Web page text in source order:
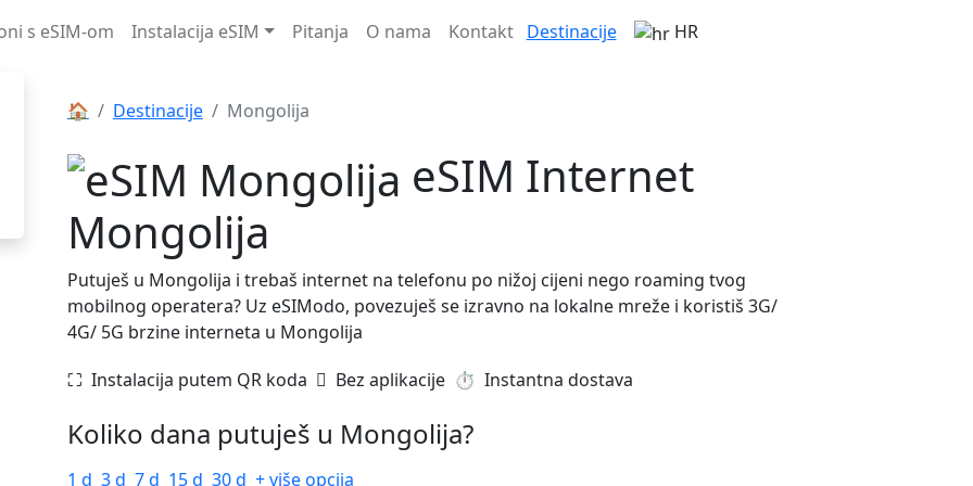
s eSIM-om Instalacija eSIM Pitanja O nama Kontakt Destinacije HR
🏠 Destinacije Mongolija
eSIM Internet
Mongolija
Putuješ u Mongolija i trebaš internet na telefonu po nižoj cijeni nego roaming tvog
mobilnog operatera? Uz eSIModo, povezuješ se izravno na lokalne mreže i koristiš 3G/
4G/ 5G brzine interneta u Mongolija
⛶️️ Instalacija putem QR koda ️ Bez aplikacije ⏱️️ Instantna dostava
Koliko dana putuješ u Mongolija?
1 d 3 d 7 d 15 d 30 d + više opcija